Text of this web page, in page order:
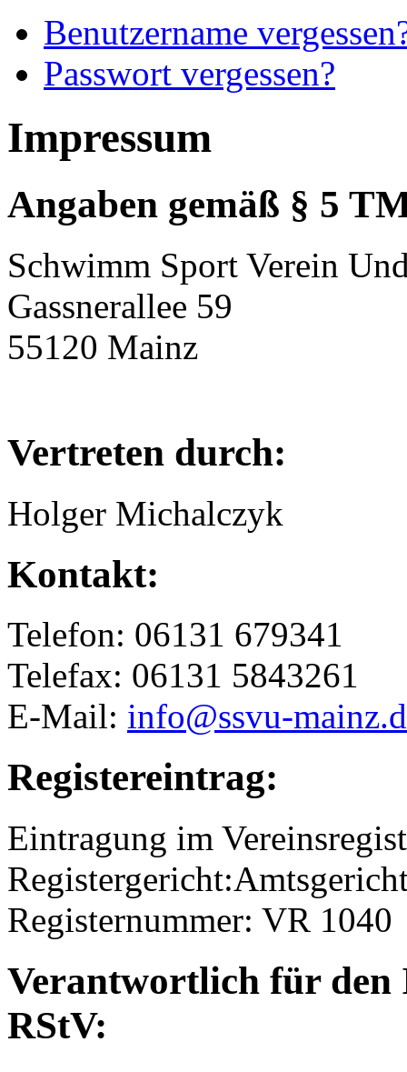
Benutzername
Passwort vergessen?
Impressum
Angaben gemäß § 5
Schwimm Sport Verein
Gassnerallee 59
55120 Mainz
Vertreten durch:
Holger Michalczyk
Kontakt:
Telefon: 06131 679341
Telefax: 06131 5843261
E-Mail: info@ssvu-
Registereintrag:
Eintragung im
Registernummer: VR 1040
Verantwortlich für den
RStV: